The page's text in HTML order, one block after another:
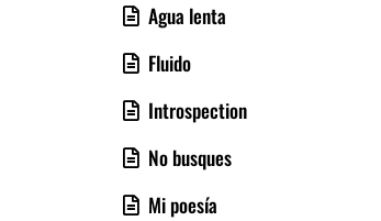
Agua lenta
Fluido
Introspection
No busques
Mi poesía